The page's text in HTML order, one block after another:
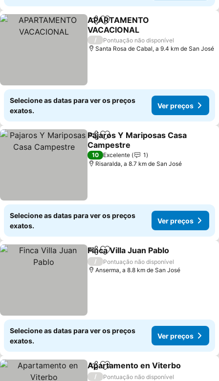
PartilharAdicionar aos favoritos
APARTAMENTO
VACACIONAL
Ver preços
/
Pontuação não disponível
Santa Rosa de Cabal, a 9.4 km de San José
Selecione as datas para ver os preços
exatos.
Ver preços
PartilharAdicionar aos favoritos
Pajaros Y Mariposas Casa
Campestre
Ver preços
10 Excelente
1
Risaralda, a 8.7 km de San José
Selecione as datas para ver os preços
exatos.
Ver preços
PartilharAdicionar aos favoritos
Finca Villa Juan Pablo
/
Pontuação não disponível
Anserma, a 8.8 km de San José
Selecione as datas para ver os preços
exatos.
Ver preços
PartilharAdicionar aos favoritos
Apartamento en Viterbo
/
Pontuação não disponível